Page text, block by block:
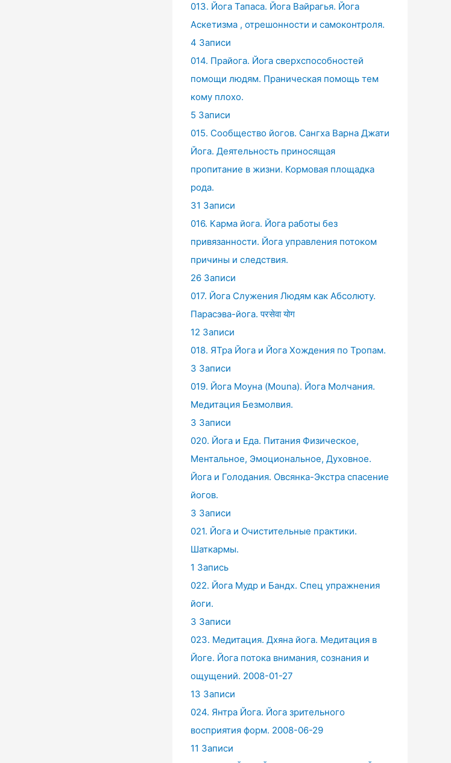
013. Йога Тапаса. Йога Вайрагья. Йога
Аскетизма , отрешонности и самоконтроля.
4 Записи
014. Прайога. Йога сверхспособностей
помощи людям. Праническая помощь тем
кому плохо.
5 Записи
015. Сообщество йогов. Сангха Варна Джати
Йога. Деятельность приносящая
пропитание в жизни. Кормовая площадка
рода.
31 Записи
016. Карма йога. Йога работы без
привязанности. Йога управления потоком
причины и следствия.
26 Записи
017. Йога Служения Людям как Абсолюту.
Парасэва-йога. परसेवा योग
12 Записи
018. ЯТра Йога и Йога Хождения по Тропам.
3 Записи
019. Йога Моуна (Mouna). Йога Молчания.
Медитация Безмолвия.
3 Записи
020. Йога и Еда. Питания Физическое,
Ментальное, Эмоциональное, Духовное.
Йога и Голодания. Овсянка-Экстра спасение
йогов.
3 Записи
021. Йога и Очистительные практики.
Шаткармы.
1 Запись
022. Йога Мудр и Бандх. Спец упражнения
йоги.
3 Записи
023. Медитация. Дхяна йога. Медитация в
Йоге. Йога потока внимания, сознания и
ощущений. 2008-01-27
13 Записи
024. Янтра Йога. Йога зрительного
восприятия форм. 2008-06-29
11 Записи